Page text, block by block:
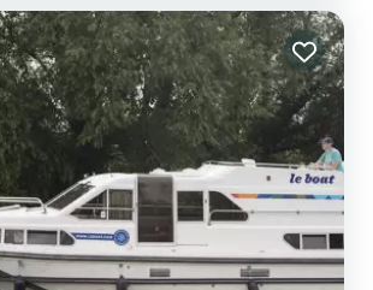
meilleur allié pour passer des vacances
les environs de Douelle Ce Calypso est